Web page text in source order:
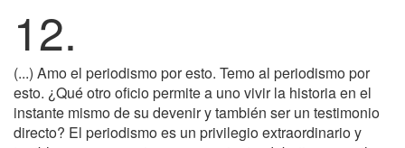
12.
(...) Amo el periodismo por esto. Temo al periodismo por
esto. ¿Qué otro oficio permite a uno vivir la historia en el
instante mismo de su devenir y también ser un testimonio
directo? El periodismo es un privilegio extraordinario y